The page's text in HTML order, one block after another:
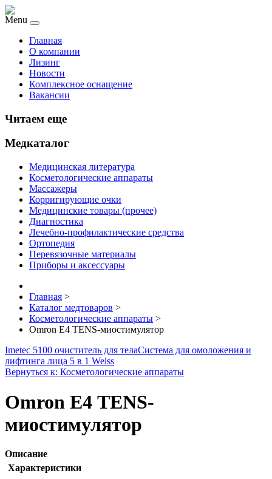
Menu
Главная
О компании
Лизинг
Новости
Комплексное оснащение
Вакансии
Читаем еще
Медкаталог
Медицинская литература
Косметологические аппараты
Массажеры
Корригирующие очки
Медицинские товары (прочее)
Диагностика
Лечебно-профилактические средства
Ортопедия
Перевязочные материалы
Приборы и аксессуары
Главная >
Каталог медтоваров >
Косметологические аппараты >
Omron Е4 TENS-миостимулятор
Imetec 5100 очиститель для телаСистема для омоложения и
лифтинга лица 5 в 1 Welss
Вернуться к: Косметологические аппараты
Omron Е4 TENS-
миостимулятор
Описание
Характеристики